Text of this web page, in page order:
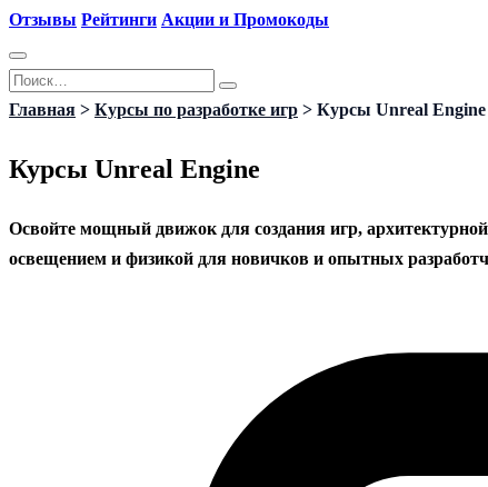
Отзывы Рейтинги Акции и Промокоды
Перейти
к
Search
for:
Главная > Курсы по разработке игр > Курсы Unreal Engine
Курсы Unreal Engine
Освойте мощный движок для создания игр,
освещением и физикой для новичков и опытных